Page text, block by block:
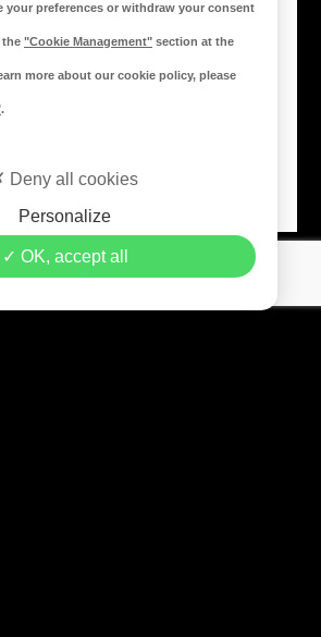
de vente
Opportunité Automobile… - Crédits Leb
your preferences or withdraw your consent
the "Cookie Management" section at the
more about our cookie policy, please
.
OK, accept all
Personalize
Deny all cookies